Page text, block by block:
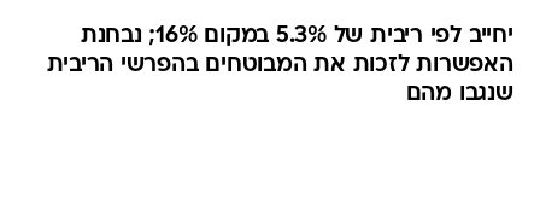
יחייב לפי ריבית של 5.3% במקום 16%; נבחנת
האפשרות לזכות את המבוטחים בהפרשי הריבית
שנגבו מהם